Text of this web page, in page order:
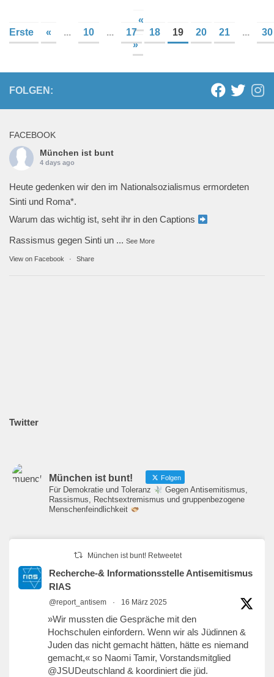
«
Erste
« ... 10 ... 17 18 19 20 21 ...
30
»
FOLGEN:
FACEBOOK
München ist bunt
4 days ago
Heute gedenken wir den im Nationalsozialismus ermordeten
Sinti und Roma*.
Warum das wichtig ist, seht ihr in den Captions
Rassismus gegen Sinti un ... See More
View on Facebook · Share
Twitter
München ist bunt! Folgen
Für Demokratie und Toleranz
Gegen Antisemitismus,
Rassismus, Rechtsextremismus und gruppenbezogene
Menschenfeindlichkeit
München ist bunt! Retweetet
Recherche-& Informationsstelle Antisemitismus
RIAS
@report_antisem · 16 März 2025
»Wir mussten die Gespräche mit den
Hochschulen einfordern. Wenn wir als Jüdinnen &
Juden das nicht gemacht hätten, hätte es niemand
gemacht,« so Naomi Tamir, Vorstandsmitglied
@JSUDeutschland & koordiniert die jüd.